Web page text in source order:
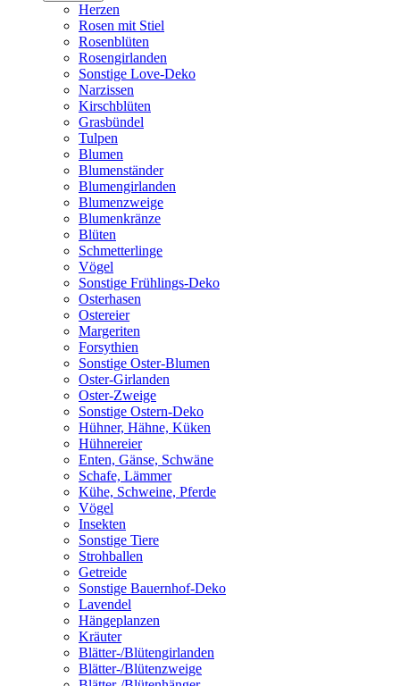
Herzen
Rosen mit Stiel
Rosenblüten
Rosengirlanden
Sonstige Love-Deko
Narzissen
Kirschblüten
Grasbündel
Tulpen
Blumen
Blumenständer
Blumengirlanden
Blumenzweige
Blumenkränze
Blüten
Schmetterlinge
Vögel
Sonstige Frühlings-Deko
Osterhasen
Ostereier
Margeriten
Forsythien
Sonstige Oster-Blumen
Oster-Girlanden
Oster-Zweige
Sonstige Ostern-Deko
Hühner, Hähne, Küken
Hühnereier
Enten, Gänse, Schwäne
Schafe, Lämmer
Kühe, Schweine, Pferde
Vögel
Insekten
Sonstige Tiere
Strohballen
Getreide
Sonstige Bauernhof-Deko
Lavendel
Hängeplanzen
Kräuter
Blätter-/Blütengirlanden
Blätter-/Blütenzweige